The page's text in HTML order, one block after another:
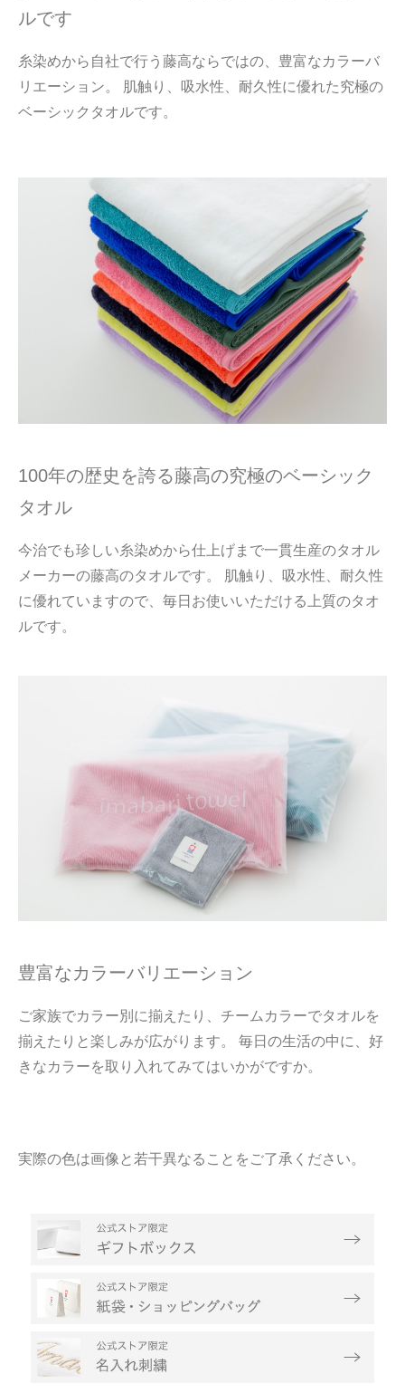
ルです
糸染めから自社で行う藤高ならではの、豊富なカラーバ
リエーション。 肌触り、吸水性、耐久性に優れた究極の
ベーシックタオルです。
100年の歴史を誇る藤高の究極のベーシック
タオル
今治でも珍しい糸染めから仕上げまで一貫生産のタオル
メーカーの藤高のタオルです。 肌触り、吸水性、耐久性
に優れていますので、毎日お使いいただける上質のタオ
ルです。
豊富なカラーバリエーション
ご家族でカラー別に揃えたり、チームカラーでタオルを
揃えたりと楽しみが広がります。 毎日の生活の中に、好
きなカラーを取り入れてみてはいかがですか。
実際の色は画像と若干異なることをご了承ください。